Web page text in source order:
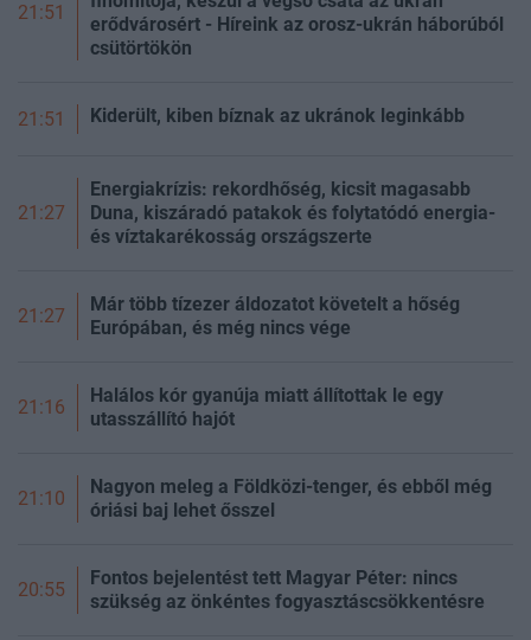
21:51
erődvárosért - Híreink az orosz-ukrán háborúból
csütörtökön
21:51 Kiderült, kiben bíznak az ukránok leginkább
21:27
Energiakrízis: rekordhőség, kicsit magasabb
Duna, kiszáradó patakok és folytatódó energia-
és víztakarékosság országszerte
21:27
Már több tízezer áldozatot követelt a hőség
Európában, és még nincs vége
21:16
Halálos kór gyanúja miatt állítottak le egy
utasszállító hajót
21:10
Nagyon meleg a Földközi-tenger, és ebből még
óriási baj lehet ősszel
20:55
Fontos bejelentést tett Magyar Péter: nincs
szükség az önkéntes fogyasztáscsökkentésre